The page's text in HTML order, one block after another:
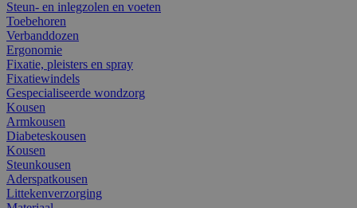
Steun- en inlegzolen en voeten
Toebehoren
Verbanddozen
Ergonomie
Fixatie, pleisters en spray
Fixatiewindels
Gespecialiseerde wondzorg
Kousen
Armkousen
Diabeteskousen
Kousen
Steunkousen
Aderspatkousen
Littekenverzorging